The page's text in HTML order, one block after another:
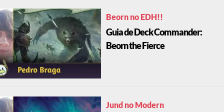
Beorn no EDH!!
Guia de Deck Commander:
Beorn the Fierce
Jund no Modern